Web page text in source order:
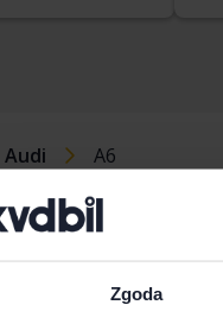
Zgoda
Audi A6
Audi A3